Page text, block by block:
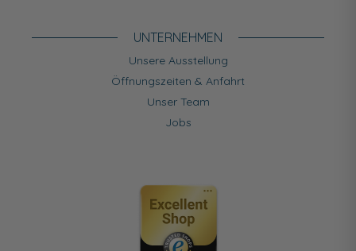
UNTERNEHMEN
Unsere Ausstellung
Öffnungszeiten & Anfahrt
Unser Team
Jobs